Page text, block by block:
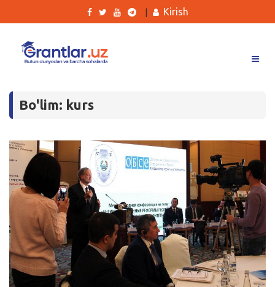
Tanlovlar
Kurslar
Blog
Yana
Qidirish
Kirish
Bo'lim: kurs